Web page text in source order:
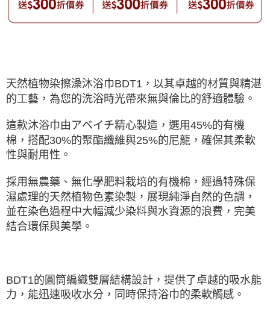
天然植物染擦澡沐浴巾BDT1，以其卓越的材質與精湛
的工藝，為您的洗浴時光帶來無與倫比的舒適體驗。
這款沐浴巾由アベイチ精心製造，選用45%的有機
棉，搭配30%的聚酯纖維與25%的尼龍，確保其柔軟
性與耐用性。
採用無農藥、無化學肥料栽培的有機棉，經過特殊保
濕處理的天然植物色素染製，展現純淨自然的色調，
並在染色過程中大幅減少染料與水資源的浪費，完美
結合環保與美學。
BDT1的圓筒編織雙層結構設計，提供了卓越的吸水能
力，能迅速吸收水分，同時保持浴巾的柔軟觸感。